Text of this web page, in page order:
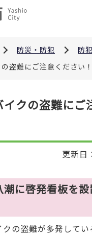
防災・防犯
防犯
盗難にご注意ください！
イクの盗難にご
更新日
潮に啓発看板を
の盗難が多発してい